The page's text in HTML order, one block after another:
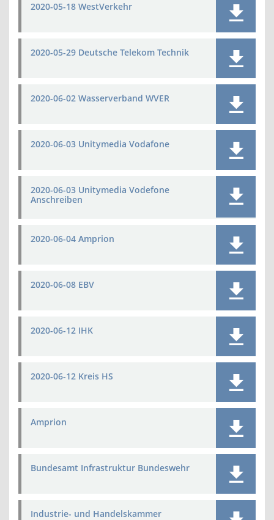
2020-05-18 WestVerkehr
2020-05-29 Deutsche Telekom Technik
2020-06-02 Wasserverband WVER
2020-06-03 Unitymedia Vodafone
2020-06-03 Unitymedia Vodefone
Anschreiben
2020-06-04 Amprion
2020-06-08 EBV
2020-06-12 IHK
2020-06-12 Kreis HS
Amprion
Bundesamt Infrastruktur Bundeswehr
Industrie- und Handelskammer